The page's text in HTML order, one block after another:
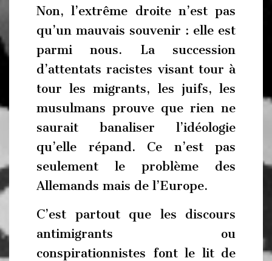
Non, l’extrême droite n’est pas
qu’un mauvais souvenir : elle est
parmi nous. La succession
d’attentats racistes visant tour à
tour les migrants, les juifs, les
musulmans prouve que rien ne
saurait banaliser l’idéologie
qu’elle répand. Ce n’est pas
seulement le problème des
Allemands mais de l’Europe.
C’est partout que les discours
antimigrants ou
conspirationnistes font le lit de